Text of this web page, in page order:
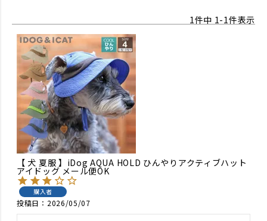
1件中 1-1件表示
【 犬 夏服 】iDog AQUA HOLD ひんやりアクティブハット
アイドッグ メール便OK
購入者
投稿日 2026/05/07